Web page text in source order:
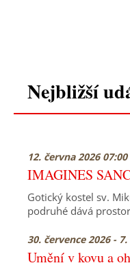
Nejbližší
12. června 2026
IMAGINES
Gotický kostel sv.
podruhé dává
30. července 2026 -
Umění v kovu a